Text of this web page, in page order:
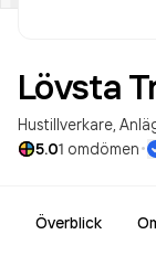
Lövsta
Hustillverkare
5.01 omdömen·
Överblick